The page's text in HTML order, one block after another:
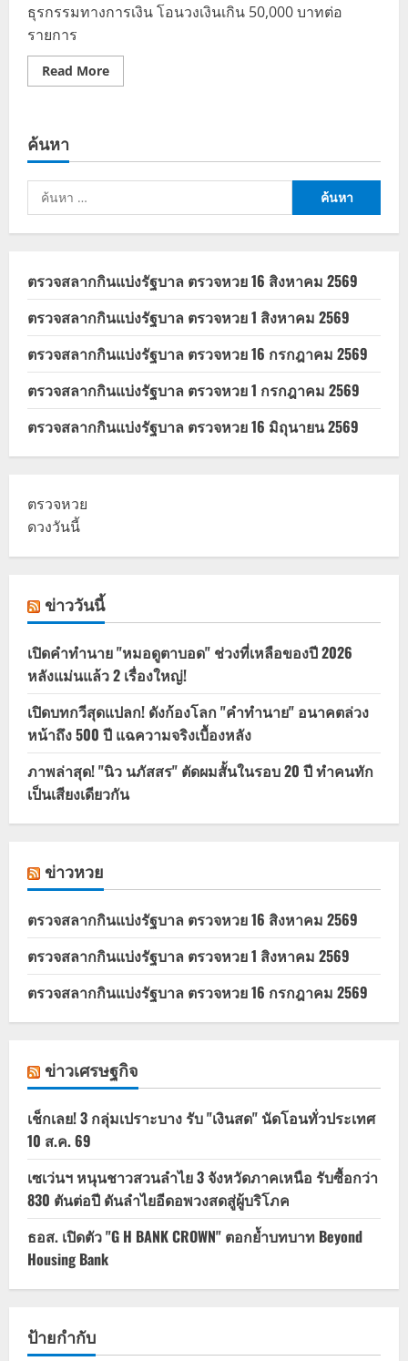
ธุรกรรมทางการเงิน โอนวงเงินเกิน 50,000 บาทต่อ
รายการ
Read MoreRead
more
บาท
สแกน
ที่
ใคร
บ้าง
เช็ค
ค้นหา
ค้นหา
สำหรับ:
ตรวจสลากกินแบ่งรัฐบาล ตรวจหวย 16 สิงหาคม 2569
ตรวจสลากกินแบ่งรัฐบาล ตรวจหวย 1 สิงหาคม 2569
ตรวจสลากกินแบ่งรัฐบาล ตรวจหวย 16 กรกฎาคม 2569
ตรวจสลากกินแบ่งรัฐบาล ตรวจหวย 1 กรกฎาคม 2569
ตรวจสลากกินแบ่งรัฐบาล ตรวจหวย 16 มิถุนายน 2569
ตรวจหวย
ดวงวันนี้
ข่าววันนี้
เปิดคำทำนาย "หมอดูตาบอด" ช่วงที่เหลือของปี 2026
หลังแม่นแล้ว 2 เรื่องใหญ่!
เปิดบทกวีสุดแปลก! ดังก้องโลก "คำทำนาย" อนาคตล่วง
หน้าถึง 500 ปี แฉความจริงเบื้องหลัง
ภาพล่าสุด! "นิว นภัสสร" ตัดผมสั้นในรอบ 20 ปี ทำคนทัก
เป็นเสียงเดียวกัน
ข่าวหวย
ตรวจสลากกินแบ่งรัฐบาล ตรวจหวย 16 สิงหาคม 2569
ตรวจสลากกินแบ่งรัฐบาล ตรวจหวย 1 สิงหาคม 2569
ตรวจสลากกินแบ่งรัฐบาล ตรวจหวย 16 กรกฎาคม 2569
ข่าวเศรษฐกิจ
เช็กเลย! 3 กลุ่มเปราะบาง รับ "เงินสด" นัดโอนทั่วประเทศ
10 ส.ค. 69
เซเว่นฯ หนุนชาวสวนลำไย 3 จังหวัดภาคเหนือ รับซื้อกว่า
830 ตันต่อปี ดันลำไยอีดอพวงสดสู่ผู้บริโภค
ธอส. เปิดตัว "G H BANK CROWN" ตอกย้ำบทบาท Beyond
Housing Bank
ป้ายกำกับ